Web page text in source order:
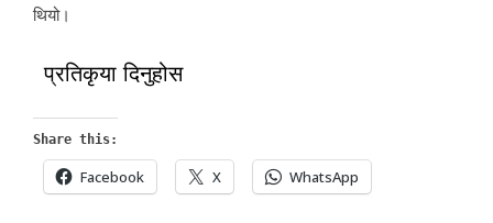
थियो।
प्रतिकृया दिनुहोस
Share this:
Facebook X WhatsApp